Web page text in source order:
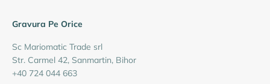
Gravura Pe Orice
Sc Mariomatic Trade srl
Str. Carmel 42, Sanmartin, Bihor
+40 724 044 663